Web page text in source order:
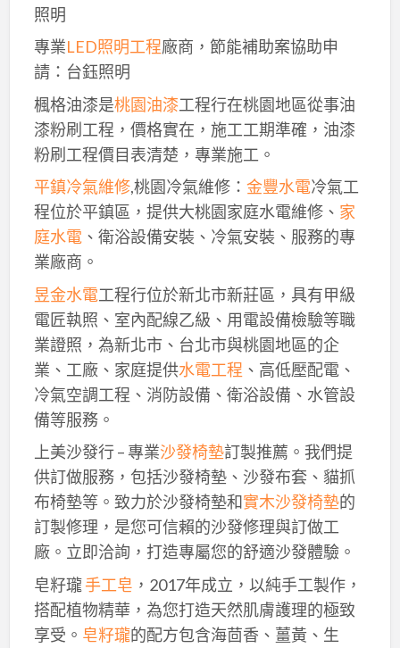
照明
專業LED照明工程廠商，節能補助案協助申
請：台鈺照明
楓格油漆是桃園油漆工程行在桃園地區從事油
漆粉刷工程，價格實在，施工工期準確，油漆
粉刷工程價目表清楚，專業施工。
平鎮冷氣維修,桃園冷氣維修： 金豐水電冷氣工
程位於平鎮區，提供大桃園家庭水電維修、 家
庭水電、衛浴設備安裝、冷氣安裝、服務的專
業廠商。
昱金水電工程行位於新北市新莊區，具有甲級
電匠執照、室內配線乙級、用電設備檢驗等職
業證照，為新北市、台北市與桃園地區的企
業、工廠、家庭提供水電工程 、高低壓配電、
冷氣空調工程、消防設備、衛浴設備、水管設
備等服務。
上美沙發行 – 專業沙發椅墊訂製推薦。我們提
供訂做服務，包括沙發椅墊、沙發布套、貓抓
布椅墊等。致力於沙發椅墊和實木沙發椅墊的
訂製修理，是您可信賴的沙發修理與訂做工
廠。立即洽詢，打造專屬您的舒適沙發體驗。
皂籽瓏手工皂 ，2017年成立，以純手工製作，
搭配植物精華，為您打造天然肌膚護理的極致
享受。 皂籽瓏的配方包含海茴香、薑黃、生